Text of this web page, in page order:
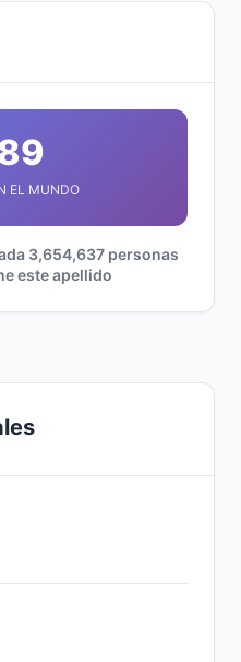
EL MUNDO
3,654,637 personas
este apellido